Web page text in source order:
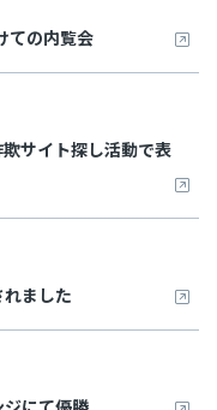
ての内覧会
サイト探し活動で表
ました